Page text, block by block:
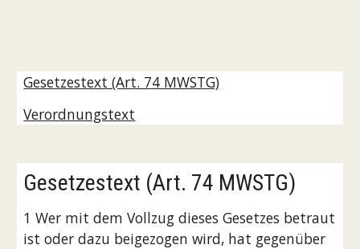
Gesetzestext (Art. 74 MWSTG)
Verordnungstext
Gesetzestext (Art. 74 MWSTG)
1 Wer mit dem Vollzug dieses Gesetzes betraut
ist oder dazu beigezogen wird, hat gegenüber